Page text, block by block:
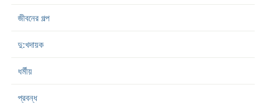
জীবনের গল্প
দু:খদায়ক
ধর্মীয়
প্রবন্ধ